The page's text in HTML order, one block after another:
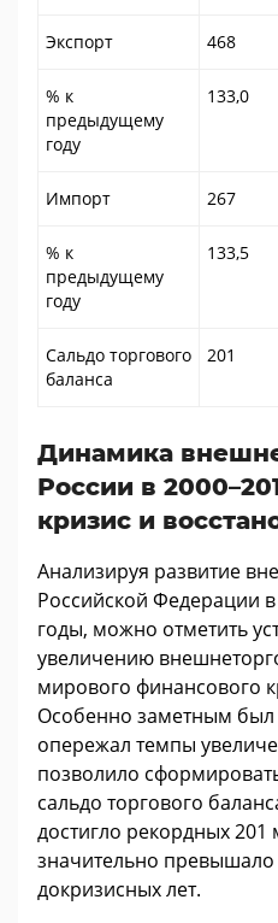
Экспорт 468
% к
предыдущему
году
133,0
Импорт 267
% к
предыдущему
году
133,5
Сальдо торгового
баланса
201
Динамика
России в
кризис и
Анализируя развитие
Российской Федерации
годы, можно отметить
увеличению
мирового финансового
Особенно заметным был
опережал темпы
позволило
сальдо торгового
достигло рекордных
значительно превышало
докризисных лет.